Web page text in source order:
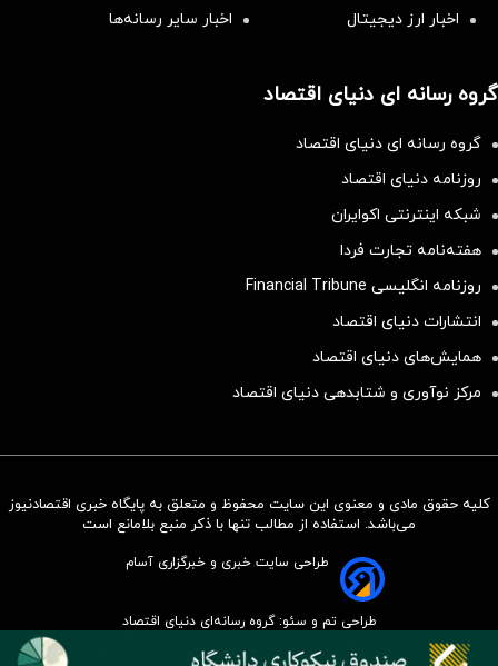
سرمایه‌گذاری همسنگ با شاخص
اخبار ارز دیجیتال
اخبار سایر رسانه‌‌ها
گروه رسانه ای دنیای اقتصاد
گروه رسانه ای دنیای اقتصاد
روزنامه دنیای اقتصاد
شبکه اینترنتی اکوایران
هفته‌نامه تجارت فردا
روزنامه انگلیسی Financial Tribune
انتشارات دنیای اقتصاد
همایش‌های دنیای اقتصاد
مرکز نوآوری و شتابدهی دنیای اقتصاد
کلیه حقوق مادی و معنوی این سایت محفوظ و متعلق به پایگاه خبری اقتصادنیوز
می‌باشد. استفاده از مطالب تنها با ذکر منبع بلامانع است
طراحی سایت خبری و خبرگزاری آسام
طراحی تم و سئو: گروه رسانه‌ای دنیای اقتصاد